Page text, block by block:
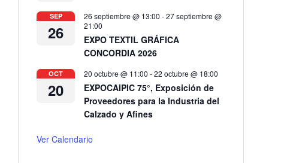
SEP
26
26 septiembre @ 13:00 -27 septiembre @
21:00
EXPO TEXTIL GRÁFICA
CONCORDIA 2026
OCT
20
20 octubre @ 11:00 -22 octubre @ 18:00
EXPOCAIPIC 75°, Exposición de
Proveedores para la Industria del
Calzado y Afines
Ver Calendario